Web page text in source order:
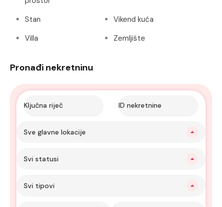
Stan
Vikend kuća
Villa
Zemljište
Pronađi nekretninu
Sve glavne lokacije
Svi statusi
Svi tipovi